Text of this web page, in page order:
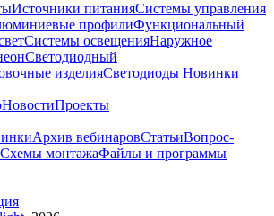
Источники питанияСистемы управления
профилиФункциональный
Системы освещенияНаружное
Светодиодный
изделияСветодиоды Новинки
НовостиПроекты
Архив вебинаровСтатьиВопрос-
Схемы монтажаФайлы и программы